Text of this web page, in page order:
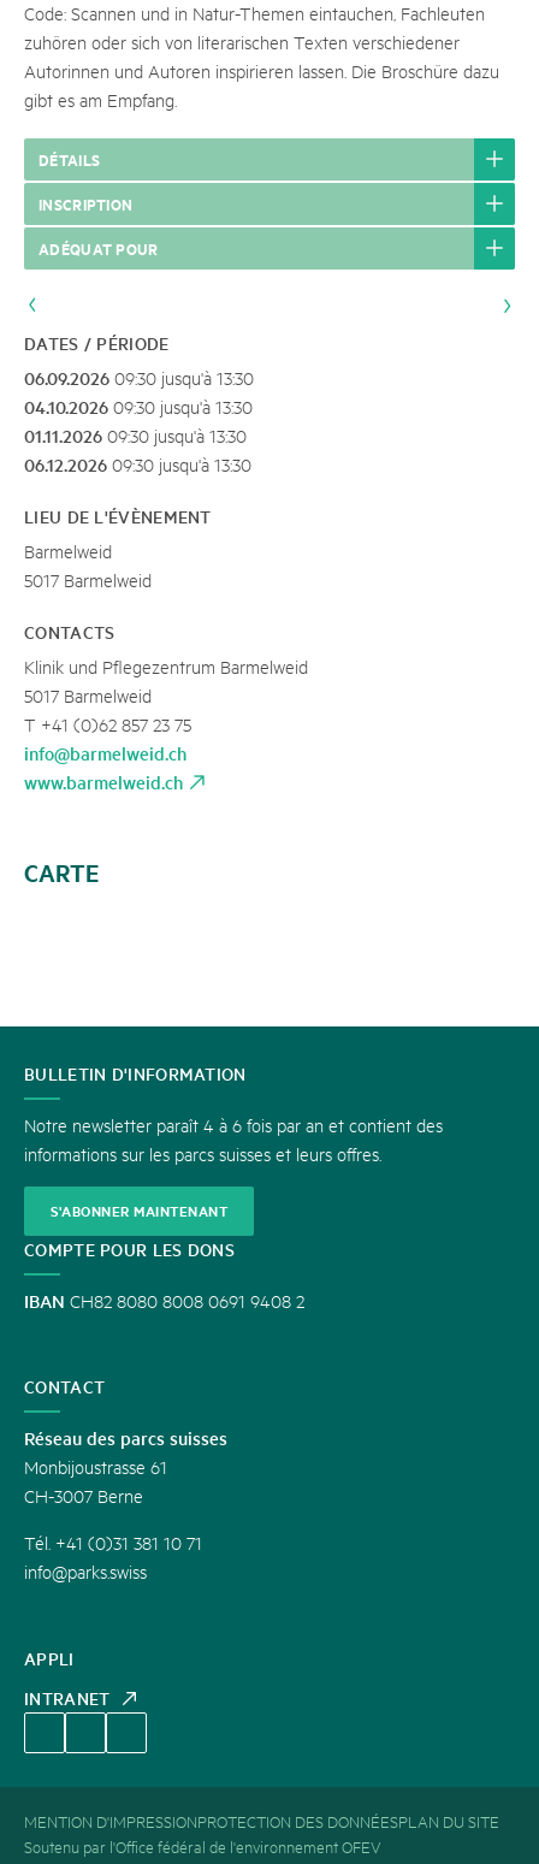
Code: Scannen und in Natur-Themen eintauchen, Fachleuten
zuhören oder sich von literarischen Texten verschiedener
Autorinnen und Autoren inspirieren lassen. Die Broschüre dazu
gibt es am Empfang.
DÉTAILS
INSCRIPTION
ADÉQUAT POUR
DATES / PÉRIODE
06.09.2026 09:30 jusqu'à 13:30
04.10.2026 09:30 jusqu'à 13:30
01.11.2026 09:30 jusqu'à 13:30
06.12.2026 09:30 jusqu'à 13:30
LIEU DE L'ÉVÈNEMENT
Barmelweid
5017 Barmelweid
CONTACTS
Klinik und Pflegezentrum Barmelweid
5017 Barmelweid
T +41 (0)62 857 23 75
info@barmelweid.ch
www.barmelweid.ch
CARTE
CONTACT
APPLI
INTRANET
BULLETIN D'INFORMATION
Notre newsletter paraît 4 à 6 fois par an et contient des
informations sur les parcs suisses et leurs offres.
S'ABONNER MAINTENANT
COMPTE POUR LES DONS
IBAN CH82 8080 8008 0691 9408 2
CONTACT
Réseau des parcs suisses
Monbijoustrasse 61
CH-3007 Berne
Tél. +41 (0)31 381 10 71
info@parks.swiss
MENTION D'IMPRESSIONPROTECTION DES DONNÉESPLAN DU SITE
Soutenu par l'Office fédéral de l'environnement OFEV